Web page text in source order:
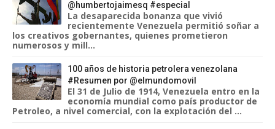
@humbertojaimesq #especial
La desaparecida bonanza que vivió
recientemente Venezuela permitió soñar a
los creativos gobernantes, quienes prometieron
numerosos y mill...
100 años de historia petrolera venezolana
#Resumen por @elmundomovil
El 31 de Julio de 1914, Venezuela entro en la
economía mundial como país productor de
Petroleo, a nivel comercial, con la explotación del ...